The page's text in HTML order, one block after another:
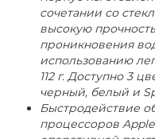
сочетании со
высокую
проникновения
использованию
112 г. Доступно 3
черный, белый и
Быстродействие
процессоров Apple